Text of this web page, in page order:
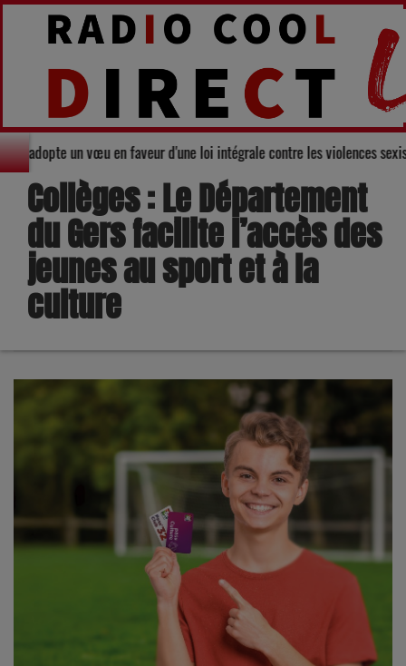
départemental du Gers adopte un vœu en faveur d'une loi intégrale
Collèges : Le Département
du Gers facilite l’accès des
jeunes au sport et à la
culture